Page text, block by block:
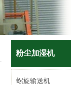
粉尘加湿机
螺旋输送机